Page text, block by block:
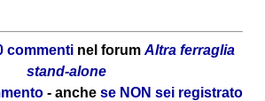
commenti nel forum Altra ferraglia
stand-alone
- anche se NON sei registrato